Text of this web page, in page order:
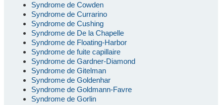
Syndrome de Cowden
Syndrome de Currarino
Syndrome de Cushing
Syndrome de De la Chapelle
Syndrome de Floating-Harbor
Syndrome de fuite capillaire
Syndrome de Gardner-Diamond
Syndrome de Gitelman
Syndrome de Goldenhar
Syndrome de Goldmann-Favre
Syndrome de Gorlin